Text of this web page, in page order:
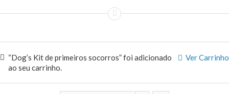
Ver Carrinho
“Dog’s Kit de primeiros socorros” foi adicionado
ao seu carrinho.